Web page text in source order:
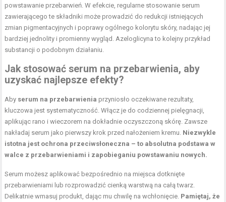
powstawanie przebarwień. W efekcie, regularne stosowanie serum
zawierającego te składniki może prowadzić do redukcji istniejących
zmian pigmentacyjnych i poprawy ogólnego kolorytu skóry, nadając jej
bardziej jednolity i promienny wygląd. Azeloglicyna to kolejny przykład
substancji o podobnym działaniu.
Jak stosować serum na przebarwienia, aby
uzyskać najlepsze efekty?
Aby serum na przebarwienia przyniosło oczekiwane rezultaty,
kluczowa jest systematyczność. Włącz je do codziennej pielęgnacji,
aplikując rano i wieczorem na dokładnie oczyszczoną skórę. Zawsze
nakładaj serum jako pierwszy krok przed nałożeniem kremu. Niezwykle
istotna jest ochrona przeciwsłoneczna – to absolutna podstawa w
walce z przebarwieniami i zapobieganiu powstawaniu nowych.
Serum możesz aplikować bezpośrednio na miejsca dotknięte
przebarwieniami lub rozprowadzić cienką warstwą na całą twarz.
Delikatnie wmasuj produkt, dając mu chwilę na wchłonięcie. Pamiętaj, że